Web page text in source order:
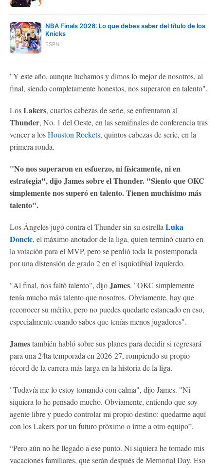
NBA Finals 2026: Lo que debes saber del título de los
Knicks
ESPN
"Y este año, aunque luchamos y dimos lo mejor de nosotros, al
final, siendo completamente honestos, nos superaron en talento".
LosLakers, cuartos cabezas de serie, se enfrentaron al
Thunder, No. 1 del Oeste, en las semifinales de conferencia tras
vencer a losHouston Rockets, quintos cabezas de serie, en la
primera ronda.
"No nos superaron en esfuerzo, ni físicamente, ni en
estrategia", dijo James sobre el Thunder. "Siento que OKC
simplemente nos superó en talento. Tienen muchísimo más
talento".
Los Ángeles jugó contra el Thunder sin su estrella Luka
Doncic, el máximo anotador de la liga, quien terminó cuarto en
la votación para el MVP, pero se perdió toda la postemporada
por una distensión de grado 2 en el isquiotibial izquierdo.
"Al final, nos faltó talento", dijoJames. "OKC simplemente
tenía mucho más talento que nosotros. Obviamente, hay que
reconocer su mérito, pero no puedes quedarte estancado en eso,
especialmente cuando sabes que tenías menos jugadores".
Jamestambién habló sobre sus planes para decidir si regresará
para una 24ta temporada en 2026-27, rompiendo su propio
récord de la carrera más larga en la historia de la liga.
"Todavía me lo estoy tomando con calma", dijo James. "Ni
siquiera lo he pensado mucho. Obviamente, entiendo que soy
agente libre y puedo controlar mi propio destino: quedarme aquí
con los Lakers por un futuro próximo o irme a otro equipo”.
“Pero aún no he llegado a ese punto. Ni siquiera he tomado mis
vacaciones familiares, que serán después de Memorial Day. Eso